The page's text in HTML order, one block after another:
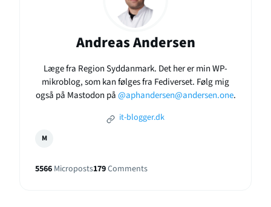
Andreas Andersen
Læge fra Region Syddanmark. Det her er min WP-
mikroblog, som kan følges fra Fediverset. Følg mig
også på Mastodon på@aphandersen@andersen.one.
it-blogger.dk
M
5566 Microposts179Comments